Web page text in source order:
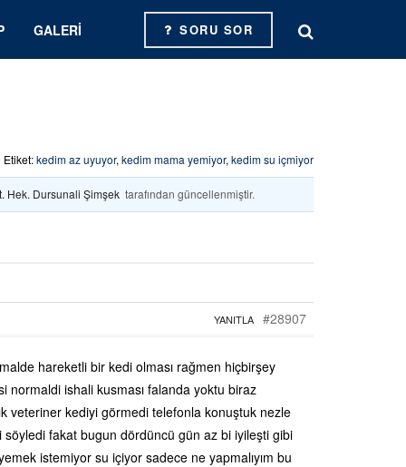
GALERI SORU SOR
Etiket:kedim az uyuyor, kedim mama yemiyor, kedim su içmiyor
Hek. Dursunali Şimşek tarafından güncellenmiştir.
#28907
YANITLA
hareketli bir kedi olması rağmen hiçbirşey
ishali kusması falanda yoktu biraz
veteriner kediyi görmedi telefonla konuştuk nezle
fakat bugun dördüncü gün az bi iyileşti gibi
istemiyor su içiyor sadece ne yapmalıyım bu